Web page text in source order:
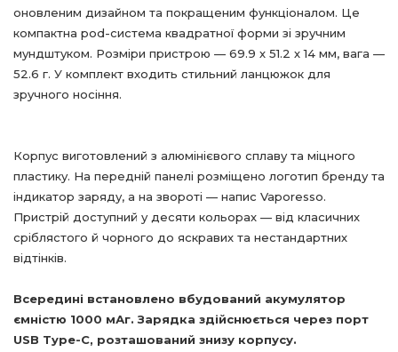
оновленим дизайном та покращеним функціоналом. Це
компактна pod-система квадратної форми зі зручним
мундштуком. Розміри пристрою — 69.9 х 51.2 х 14 мм, вага —
52.6 г. У комплект входить стильний ланцюжок для
зручного носіння.
Корпус виготовлений з алюмінієвого сплаву та міцного
пластику. На передній панелі розміщено логотип бренду та
індикатор заряду, а на звороті — напис Vaporesso.
Пристрій доступний у десяти кольорах — від класичних
сріблястого й чорного до яскравих та нестандартних
відтінків.
Всередині встановлено вбудований акумулятор
ємністю 1000 мАг. Зарядка здійснюється через порт
USB Type-C, розташований знизу корпусу.